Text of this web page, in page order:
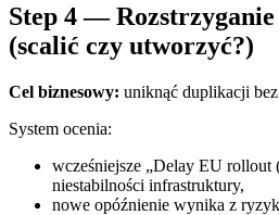
Step 4 — Rozstrzyganie
(scalić czy utworzyć?)
Cel biznesowy: uniknąć duplikacji
System ocenia:
wcześniejsze „Delay EU rollout
niestabilności infrastruktury,
nowe opóźnienie wynika z